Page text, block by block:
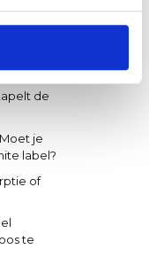
jouw
de
je
label?
of
te